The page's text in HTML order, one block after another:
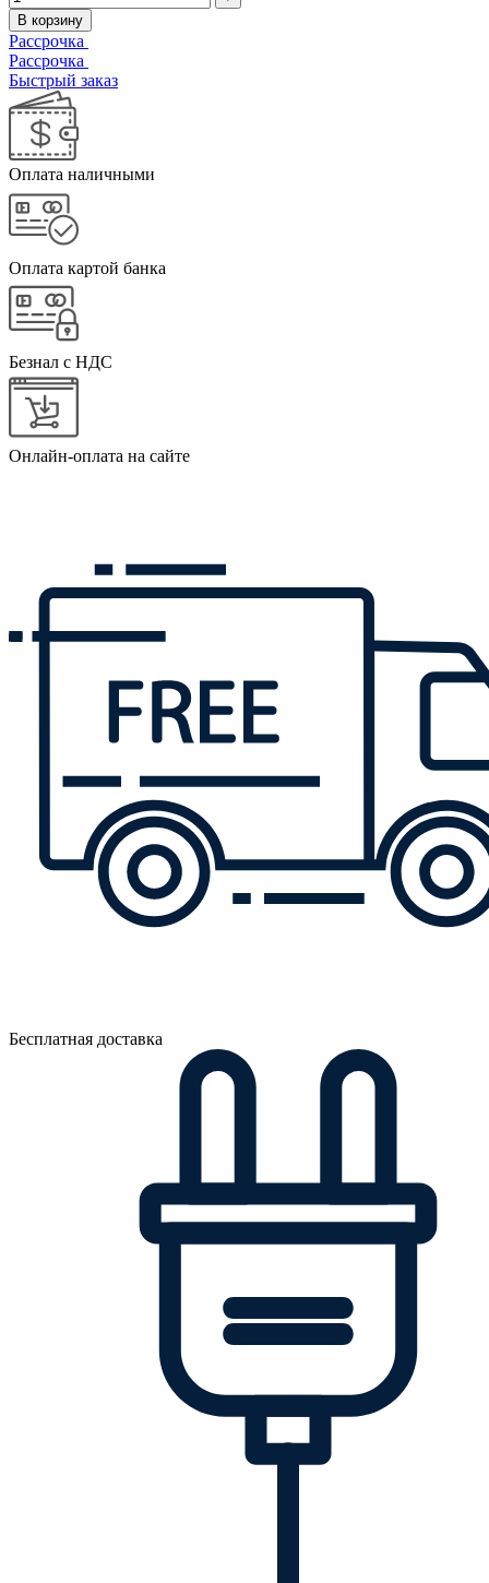
В корзину
Рассрочка
Рассрочка
Быстрый заказ
Оплата наличными
Оплата картой банка
Безнал с НДС
Онлайн-оплата на сайте
Бесплатная доставка